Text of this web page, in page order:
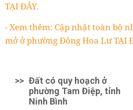
TẠI ĐÂY.
- Xem thêm: Cập nhật toàn bộ
mở ở phường Đông Hoa Lư TẠI
>> Đất có quy hoạch ở
phường Tam Điệp, tỉnh
Ninh Bình